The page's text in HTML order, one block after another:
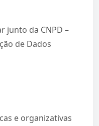
junto da CNPD –
de Dados
e organizativas